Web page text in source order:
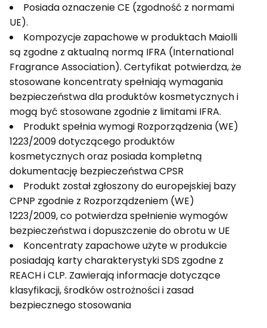
Posiada oznaczenie CE (zgodność z normami
UE).
Kompozycje zapachowe w produktach Maiolli
są zgodne z aktualną normą IFRA (International
Fragrance Association). Certyfikat potwierdza, że
stosowane koncentraty spełniają wymagania
bezpieczeństwa dla produktów kosmetycznych i
mogą być stosowane zgodnie z limitami IFRA.
Produkt spełnia wymogi Rozporządzenia (WE)
1223/2009 dotyczącego produktów
kosmetycznych oraz posiada kompletną
dokumentację bezpieczeństwa CPSR
Produkt został zgłoszony do europejskiej bazy
CPNP zgodnie z Rozporządzeniem (WE)
1223/2009, co potwierdza spełnienie wymogów
bezpieczeństwa i dopuszczenie do obrotu w UE
Koncentraty zapachowe użyte w produkcie
posiadają karty charakterystyki SDS zgodne z
REACH i CLP. Zawierają informacje dotyczące
klasyfikacji, środków ostrożności i zasad
bezpiecznego stosowania